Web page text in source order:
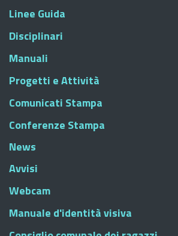
Linee Guida
Disciplinari
Manuali
Progetti e Attività
Comunicati Stampa
Conferenze Stampa
News
Avvisi
Webcam
Manuale d'identità visiva